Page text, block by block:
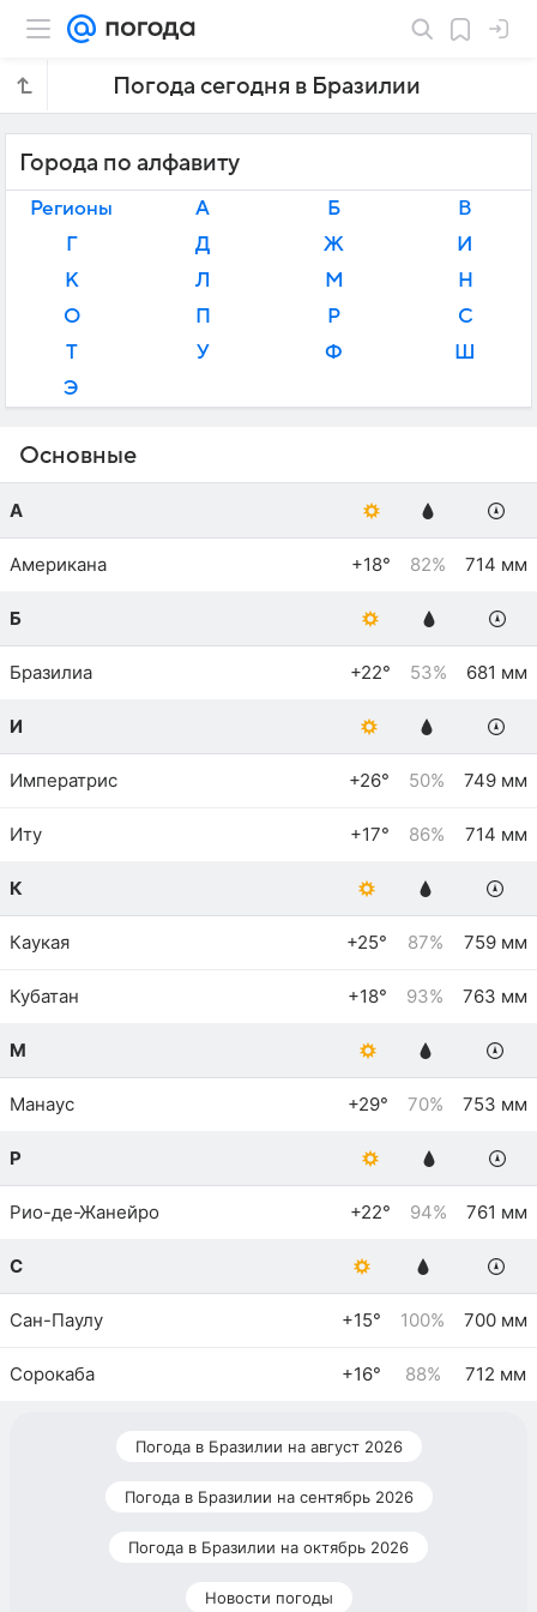
Погода сегодня в Бразилии
Города по алфавиту
Регионы А Б
В
Г
Д Ж
И
К
Л М
Н
О
П Р
С
Т
У Ф
Ш
Э
Основные
А
Американа +18° 82% 714 мм
Б
Бразилиа +22° 53% 681 мм
И
Императрис +26° 50% 749 мм
Иту +17° 86% 714 мм
К
Каукая +25° 87% 759 мм
Кубатан +18° 93% 763 мм
М
Манаус +29° 70% 753 мм
Р
Рио-де-Жанейро +22° 94% 761 мм
С
Сан-Паулу +15° 100% 700 мм
Сорокаба +16° 88% 712 мм
Погода в Бразилии на август 2026
Погода в Бразилии на сентябрь 2026
Погода в Бразилии на октябрь 2026
Новости погоды